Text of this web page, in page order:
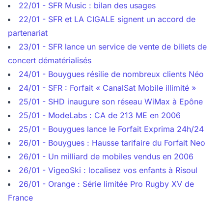
22/01 - SFR Music : bilan des usages
22/01 - SFR et LA CIGALE signent un accord de
partenariat
23/01 - SFR lance un service de vente de billets de
concert dématérialisés
24/01 - Bouygues résilie de nombreux clients Néo
24/01 - SFR : Forfait « CanalSat Mobile illimité »
25/01 - SHD inaugure son réseau WiMax à Epône
25/01 - ModeLabs : CA de 213 ME en 2006
25/01 - Bouygues lance le Forfait Exprima 24h/24
26/01 - Bouygues : Hausse tarifaire du Forfait Neo
26/01 - Un milliard de mobiles vendus en 2006
26/01 - VigeoSki : localisez vos enfants à Risoul
26/01 - Orange : Série limitée Pro Rugby XV de
France